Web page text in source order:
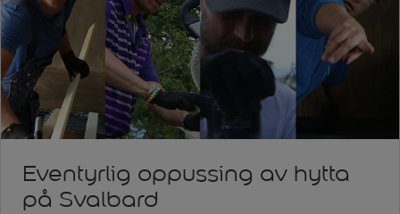
Eventyrlig oppussing av hytta
på Svalbard